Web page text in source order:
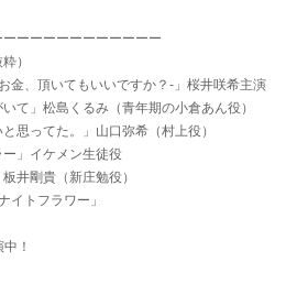
ーーーーーーーーーーー
）
金、頂いてもいいですか？-」桜井咲希主演
て」松島くるみ（青年期の小倉あん役）
思ってた。」山口弥希（村上役）
」イケメン生徒役
井剛貴（新庄勉役）
イトフラワー」
！